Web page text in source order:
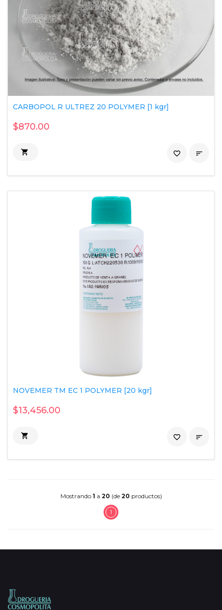
CARBOPOL R ULTREZ 20 POLYMER [1 kgr]
$870.00
 
favorite_border
NOVEMER TM EC 1 POLYMER [20 kgr]
$13,456.00
 
favorite_border
Mostrando 1 a 20 (de 20 productos)
1